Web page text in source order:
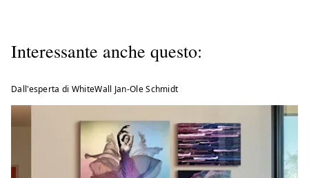
Interessante anche questo:
Dall'esperta di WhiteWall Jan-Ole Schmidt